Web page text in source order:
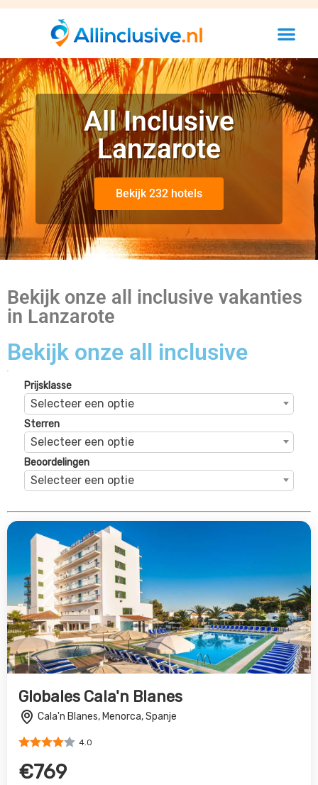
All Inclusive
Lanzarote
Bekijk 232 hotels
Bekijk onze all inclusive vakanties
in Lanzarote
Bekijk onze all inclusive
vakanties in Lanzarote
Prijsklasse
Selecteer een optie
Sterren
Selecteer een optie
Beoordelingen
Selecteer een optie
Globales Cala'n Blanes
Cala'n Blanes, Menorca, Spanje
4.0
€769